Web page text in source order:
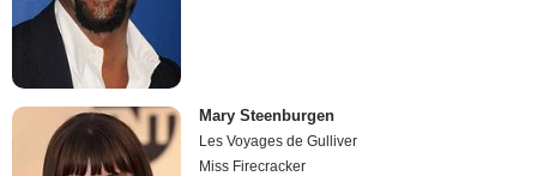
Mary Steenburgen
Les Voyages de Gulliver
Miss Firecracker